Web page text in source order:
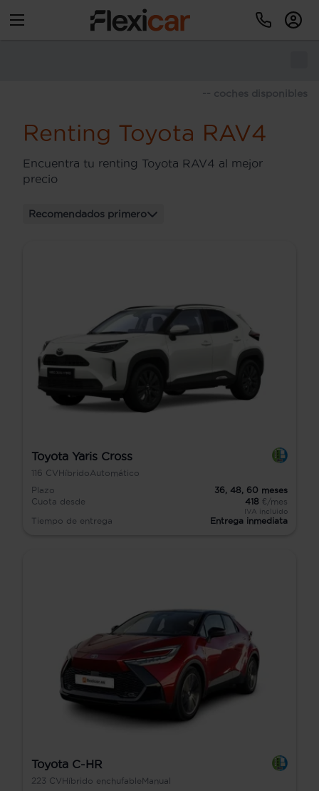
-- coches disponibles
Renting Toyota RAV4
Encuentra tu renting Toyota RAV4 al mejor
precio
Recomendados primero
Toyota Yaris Cross
116 CVHíbrido Automático
Plazo
36, 48, 60 meses
Cuota desde
418 €/mes
IVA incluido
Tiempo de entrega Entrega inmediata
Toyota C-HR
223 CV Híbrido enchufable Manual